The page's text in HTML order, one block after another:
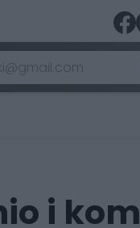
i